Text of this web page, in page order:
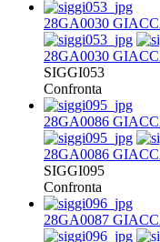
28GA0030
28GA0030
SIGGI053
Confronta
28GA0086
28GA0086
SIGGI095
Confronta
28GA0087